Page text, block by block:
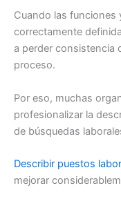
Cuando las funciones
correctamente
a perder consistencia
proceso.
Por eso, muchas
profesionalizar la
de búsquedas
Describir puestos
mejorar